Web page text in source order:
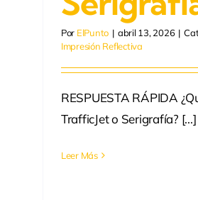
Por ElPunto | abril 13, 2026 |
Impresión Reflectiva
RESPUESTA RÁPIDA
TrafficJet o Serigrafía? [...]
Leer Más